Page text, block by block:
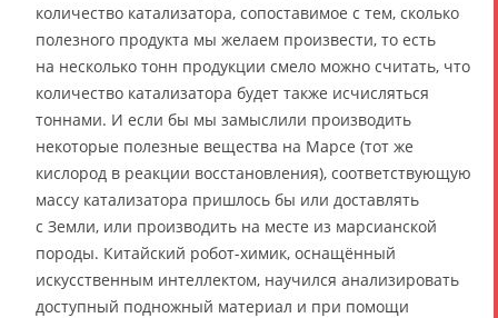
количество катализатора, сопоставимое с тем, сколько
полезного продукта мы желаем произвести, то есть
на несколько тонн продукции смело можно считать, что
количество катализатора будет также исчисляться
тоннами. И если бы мы замыслили производить
некоторые полезные вещества на Марсе (тот же
кислород в реакции восстановления), соответствующую
массу катализатора пришлось бы или доставлять
с Земли, или производить на месте из марсианской
породы. Китайский робот-химик, оснащённый
искусственным интеллектом, научился анализировать
доступный подножный материал и при помощи